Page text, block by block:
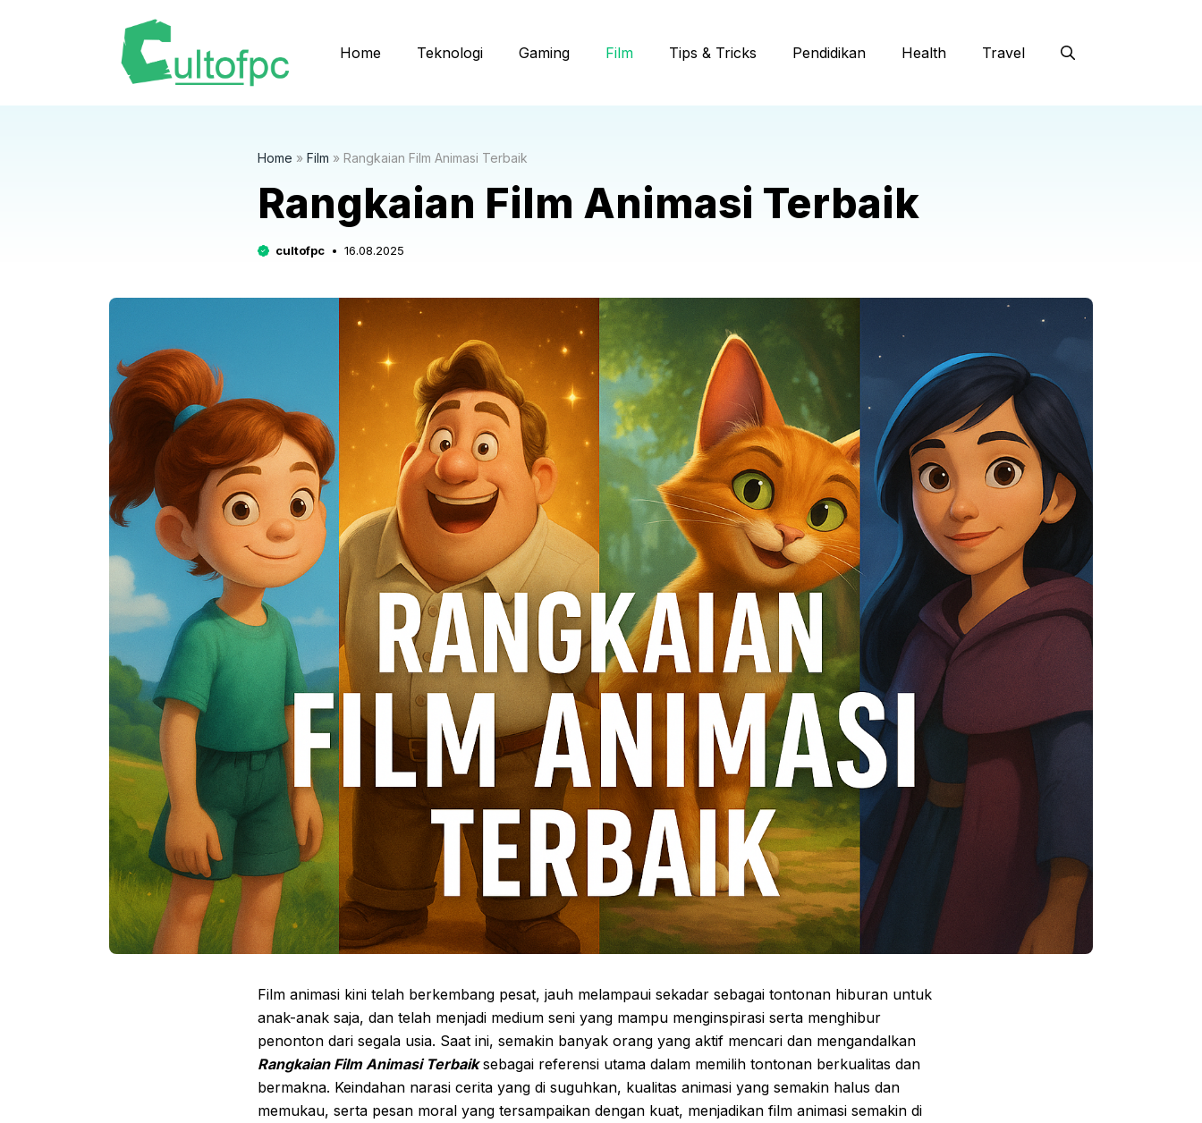
Home Teknologi Gaming Film Tips & Tricks Pendidikan Health Travel
Home » Film » Rangkaian Film Animasi Terbaik
Rangkaian Film Animasi Terbaik
cultofpc 16.08.2025
Film animasi kini telah berkembang pesat, jauh melampaui sekadar sebagai tontonan hiburan untuk
anak-anak saja, dan telah menjadi medium seni yang mampu menginspirasi serta menghibur
penonton dari segala usia. Saat ini, semakin banyak orang yang aktif mencari dan mengandalkan
Rangkaian Film Animasi Terbaiksebagai referensi utama dalam memilih tontonan berkualitas dan
bermakna. Keindahan narasi cerita yang di suguhkan, kualitas animasi yang semakin halus dan
memukau, serta pesan moral yang tersampaikan dengan kuat, menjadikan film animasi semakin di